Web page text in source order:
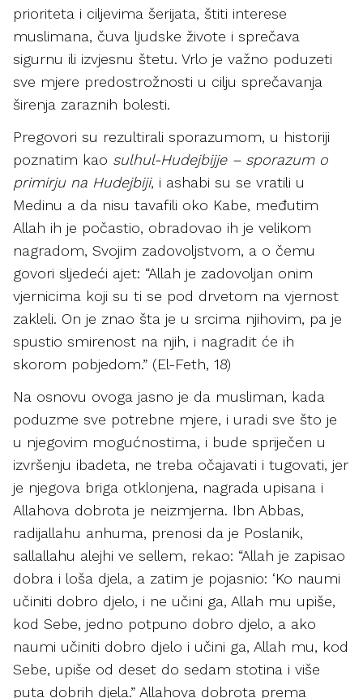
prioriteta i ciljevima šerijata, štiti interese
muslimana, čuva ljudske živote i sprečava
sigurnu ili izvjesnu štetu. Vrlo je važno poduzeti
sve mjere predostrožnosti u cilju sprečavanja
širenja zaraznih bolesti.
Pregovori su rezultirali sporazumom, u historiji
poznatim kao sulhul-Hudejbijje – sporazum o
primirju na Hudejbiji, i ashabi su se vratili u
Medinu a da nisu tavafili oko Kabe, međutim
Allah ih je počastio, obradovao ih je velikom
nagradom, Svojim zadovoljstvom, a o čemu
govori sljedeći ajet: “Allah je zadovoljan onim
vjernicima koji su ti se pod drvetom na vjernost
zakleli. On je znao šta je u srcima njihovim, pa je
spustio smirenost na njih, i nagradit će ih
skorom pobjedom.” (El-Feth, 18)
Na osnovu ovoga jasno je da musliman, kada
poduzme sve potrebne mjere, i uradi sve što je
u njegovim mogućnostima, i bude spriječen u
izvršenju ibadeta, ne treba očajavati i tugovati, jer
je njegova briga otklonjena, nagrada upisana i
Allahova dobrota je neizmjerna. Ibn Abbas,
radijallahu anhuma, prenosi da je Poslanik,
sallallahu alejhi ve sellem, rekao: “Allah je zapisao
dobra i loša djela, a zatim je pojasnio: ‘Ko naumi
učiniti dobro djelo, i ne učini ga, Allah mu upiše,
kod Sebe, jedno potpuno dobro djelo, a ako
naumi učiniti dobro djelo i učini ga, Allah mu, kod
Sebe, upiše od deset do sedam stotina i više
puta dobrih djela.” Allahova dobrota prema